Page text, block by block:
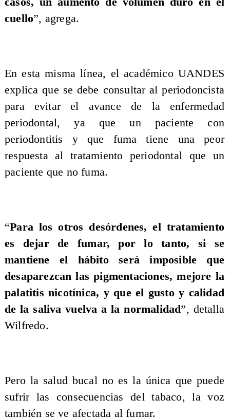
cuello”, agrega.
En esta misma línea, el académico UANDES
explica que se debe consultar al periodoncista
para evitar el avance de la enfermedad
periodontal, ya que un paciente con
periodontitis y que fuma tiene una peor
respuesta al tratamiento periodontal que un
paciente que no fuma.
“Para los otros desórdenes, el tratamiento
es dejar de fumar, por lo tanto, si se
mantiene el hábito será imposible que
desaparezcan las pigmentaciones, mejore la
palatitis nicotínica, y que el gusto y calidad
de la saliva vuelva a la normalidad”, detalla
Wilfredo.
Pero la salud bucal no es la única que puede
sufrir las consecuencias del tabaco, la voz
también se ve afectada al fumar.